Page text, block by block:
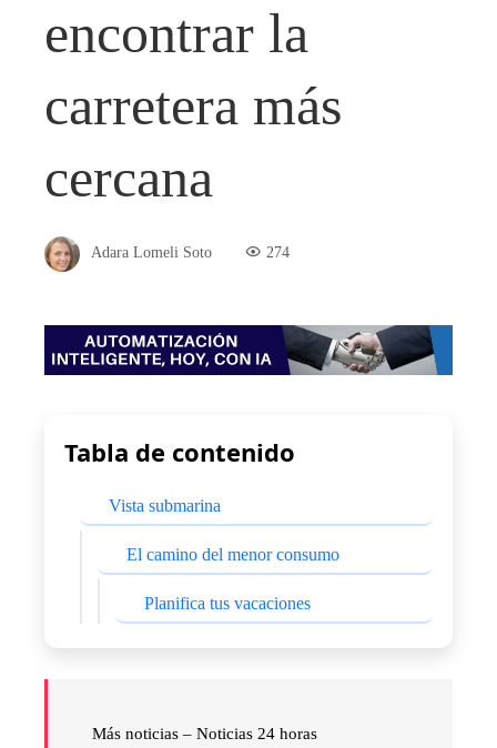
encontrar la
carretera más
cercana
Adara Lomeli Soto 274
Tabla de contenido
Vista submarina
El camino del menor consumo
Planifica tus vacaciones
Más noticias – Noticias 24 horas